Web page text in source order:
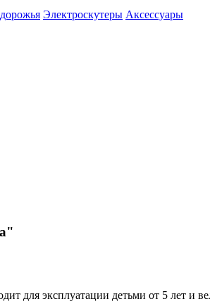
Электроскутеры Аксессуары
для эксплуатации детьми от 5 лет и